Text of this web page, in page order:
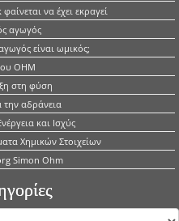
να έχει εκραγεί
αγωγός
είναι ωμικός;
OHM
στη φύση
την αδράνεια
και Ισχύς
Χημικών Στοιχείων
Simon Ohm